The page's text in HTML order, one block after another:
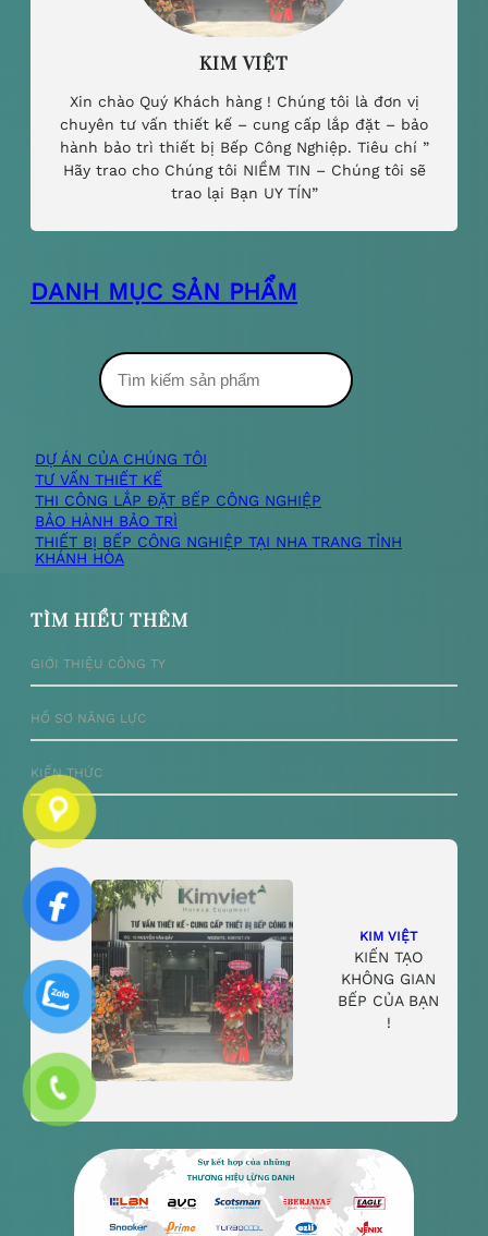
KIM VIỆT
Xin chào Quý Khách hàng ! Chúng tôi là đơn vị
chuyên tư vấn thiết kế – cung cấp lắp đặt – bảo
hành bảo trì thiết bị Bếp Công Nghiệp. Tiêu chí ”
Hãy trao cho Chúng tôi NIỀM TIN – Chúng tôi sẽ
trao lại Bạn UY TÍN”
DANH MỤC SẢN PHẨM
m
k
i
ế
m
DỰ ÁN CỦA CHÚNG TÔI
TƯ VẤN THIẾT KẾ
THI CÔNG LẮP ĐẶT BẾP CÔNG NGHIỆP
BẢO HÀNH BẢO TRÌ
THIẾT BỊ BẾP CÔNG NGHIỆP TẠI NHA TRANG TỈNH
KHÁNH HÒA
TÌM HIỂU THÊM
GIỚI THIỆU CÔNG TY
HỒ SƠ NĂNG LỰC
KIẾN THỨC
KIM VIỆT
KIẾN TẠO
KHÔNG GIAN
BẾP CỦA BẠN
!